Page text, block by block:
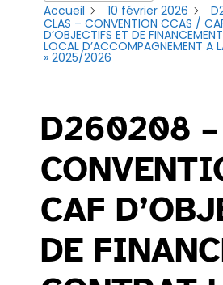
Accueil
10 février 2026
CLAS – CONVENTION CCAS /
D’OBJECTIFS ET DE
LOCAL D’ACCOMPAGNEMENT A
» 2025/2026
D260208 –
CAF
DE